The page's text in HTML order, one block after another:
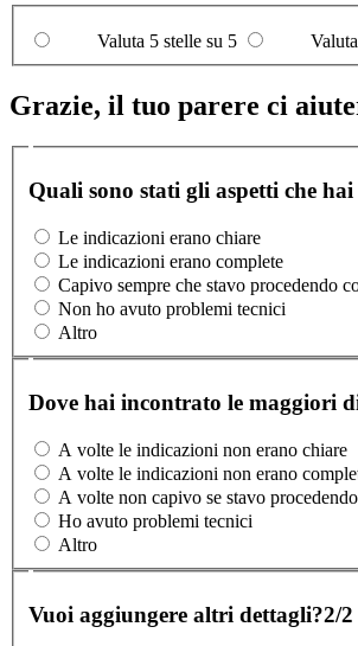
Valuta 5 stelle su 5
Grazie, il tuo parere ci
Quali sono stati gli aspetti che
Le indicazioni erano chiare
Le indicazioni erano complete
Capivo sempre che stavo procedendo
Non ho avuto problemi tecnici
Altro
Dove hai incontrato le maggiori
A volte le indicazioni non erano chiare
A volte le indicazioni non erano
A volte non capivo se stavo
Ho avuto problemi tecnici
Altro
Vuoi aggiungere altri dettagli?2/2